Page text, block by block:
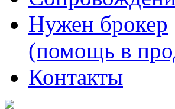
Нужен брокер
(помощь в
Контакты